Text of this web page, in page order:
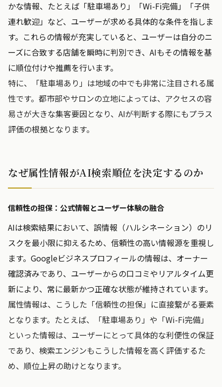
かな情報、たとえば「駐車場あり」「Wi-Fi完備」「子供
連れ歓迎」など、ユーザーが求める具体的な条件を指しま
す。これらの情報が充実していると、ユーザーは自分のニ
ーズに合致する店舗を瞬時に判別でき、AIもその情報を基
に順位付けや推薦を行います。
特に、「駐車場あり」は地域の中でも非常に注目される属
性です。都市部やサロンの立地によっては、アクセスの容
易さが大きな集客要因となり、AIが判断する際にもプラス
評価の根拠となります。
なぜ属性情報がAI検索順位を決定するのか
信頼性の担保：公式情報とユーザー体験の融合
AIは検索結果において、誤情報（ハルシネーション）のリ
スクを最小限に抑えるため、信頼性の高い情報源を重視し
ます。Googleビジネスプロフィールの情報は、オーナー
確認済みであり、ユーザーからの口コミやリアルタイム更
新により、常に最新かつ正確な状態が維持されています。
属性情報は、こうした「信頼性の担保」に直接繋がる要素
となります。たとえば、「駐車場あり」や「Wi-Fi完備」
といった情報は、ユーザーにとって具体的な利便性の保証
であり、検索エンジンもこうした情報を高く評価するた
め、順位上昇の助けとなります。